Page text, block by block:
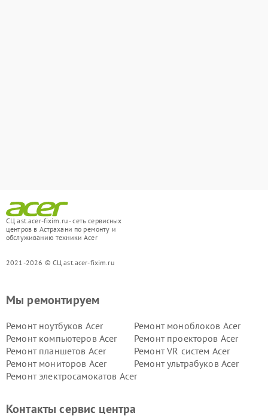
СЦ ast.acer-fixim.ru - сеть сервисных
центров в Астрахани по ремонту и
обслуживанию техники Acer
2021-2026 © СЦ ast.acer-fixim.ru
Мы ремонтируем
Ремонт ноутбуков Acer
Ремонт моноблоков Acer
Ремонт компьютеров Acer
Ремонт проекторов Acer
Ремонт планшетов Acer
Ремонт VR систем Acer
Ремонт мониторов Acer
Ремонт ультрабуков Acer
Ремонт электросамокатов Acer
Контакты сервис центра